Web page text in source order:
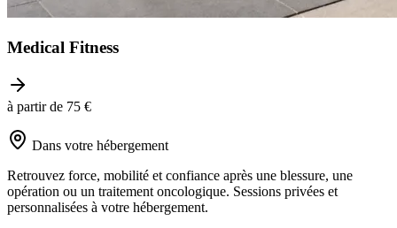
Medical Fitness
à partir de 75 €
Dans votre hébergement
Retrouvez force, mobilité et confiance après une blessure, une
opération ou un traitement oncologique. Sessions privées et
personnalisées à votre hébergement.